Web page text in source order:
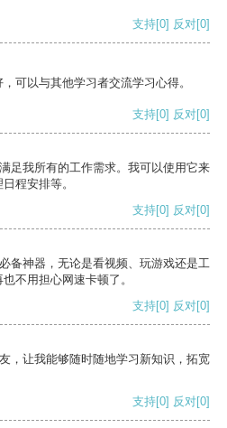
支持[0] 反对[0]
可以与其他学习者交流学习心得。
支持[0] 反对[0]
足我所有的工作需求。我可以使用它来
程安排等。
支持[0] 反对[0]
备神器，无论是看视频、玩游戏还是工
不用担心网速卡顿了。
支持[0] 反对[0]
，让我能够随时随地学习新知识，拓宽
支持[0] 反对[0]